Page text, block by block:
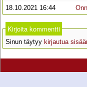
18.10.2021 16:44
Kirjoita kommentti
Sinun täytyy kirjautua